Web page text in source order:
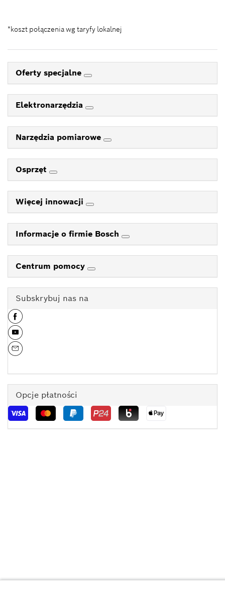
*koszt połączenia wg taryfy lokalnej
Oferty specjalne
Elektronarzędzia
Narzędzia pomiarowe
Osprzęt
Więcej innowacji
Informacje o firmie Bosch
Centrum pomocy
Subskrybuj nas na
Opcje płatności